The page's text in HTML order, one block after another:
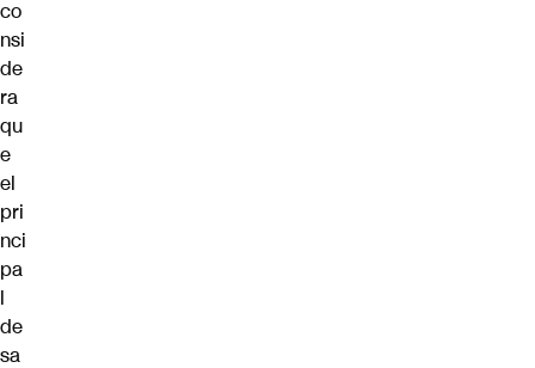
co
nsi
de
ra
qu
e
el
pri
nci
pa
l
de
sa